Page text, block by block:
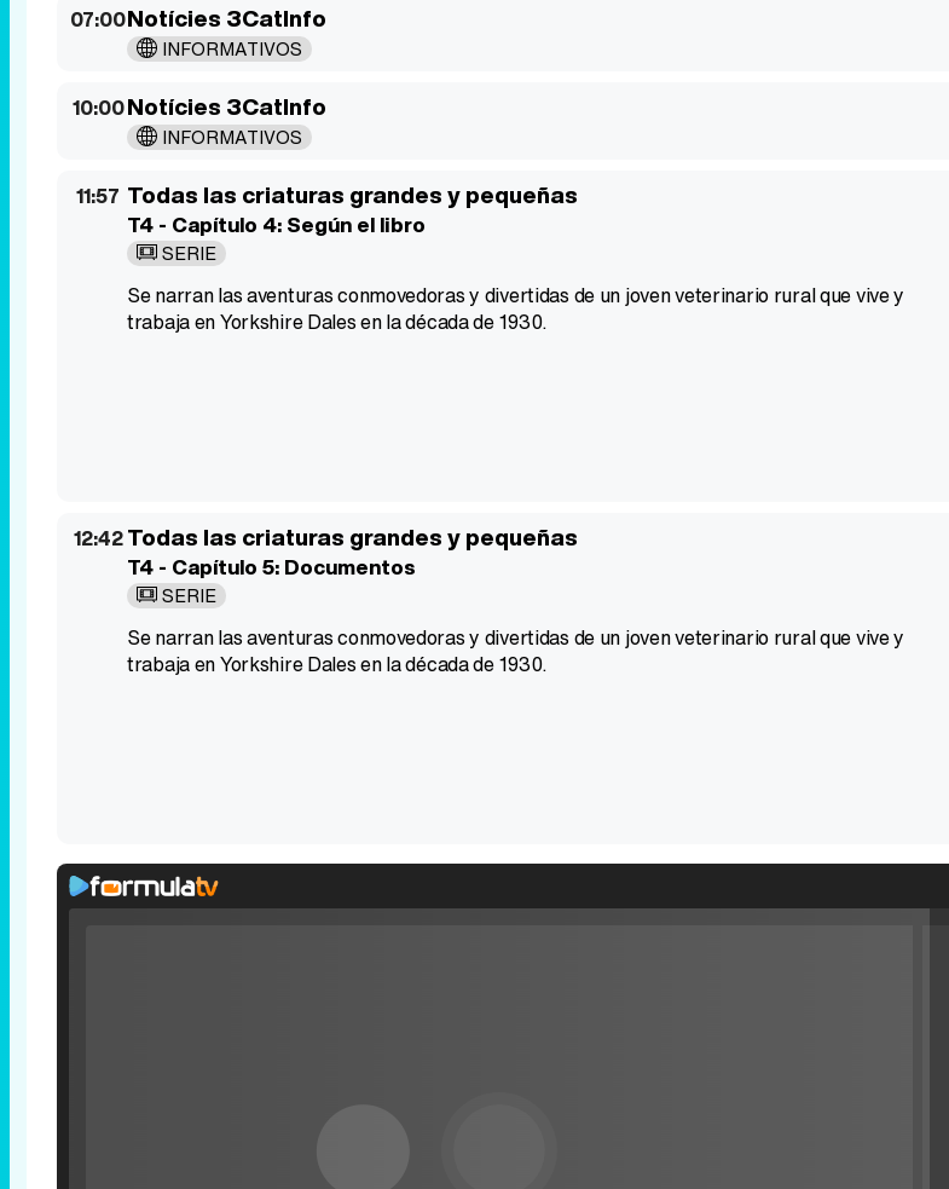
07:00Notícies 3CatInfo
INFORMATIVOS
10:00Notícies 3CatInfo
INFORMATIVOS
11:57 Todas las criaturas grandes y pequeñas
T4 - Capítulo 4: Según el libro
SERIE
Se narran las aventuras conmovedoras y divertidas de un joven veterinario rural que vive y
trabaja en Yorkshire Dales en la década de 1930.
12:42Todas las criaturas grandes y pequeñas
T4 - Capítulo 5: Documentos
SERIE
Se narran las aventuras conmovedoras y divertidas de un joven veterinario rural que vive y
trabaja en Yorkshire Dales en la década de 1930.